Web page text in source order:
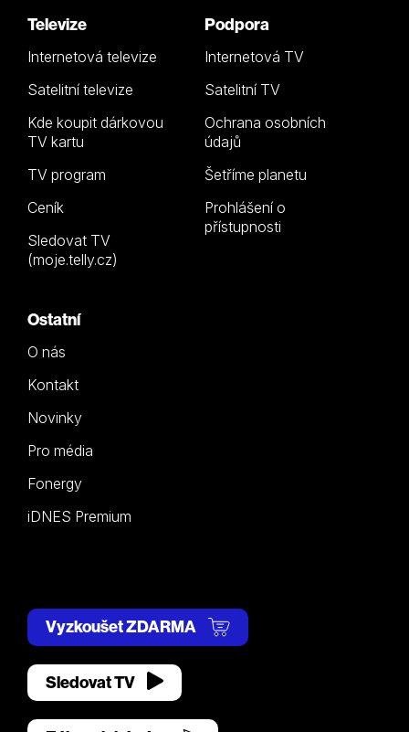
Televize
Internetová televize
Satelitní televize
Kde koupit dárkovou
TV kartu
TV program
Ceník
Sledovat TV
(moje.telly.cz)
Podpora
Internetová TV
Satelitní TV
Ochrana osobních
údajů
Šetříme planetu
Prohlášení o
přístupnosti
Ostatní
O nás
Kontakt
Novinky
Pro média
Fonergy
iDNES Premium
Vyzkoušet ZDARMA
Sledovat TV